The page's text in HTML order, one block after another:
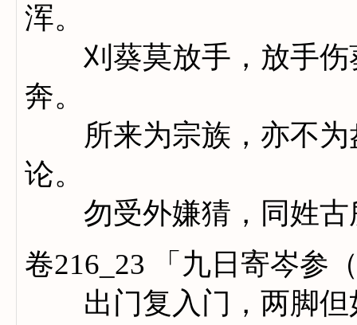
浑。
刈葵莫放手，放手伤
奔。
所来为宗族，亦不为
论。
勿受外嫌猜，同姓古
卷216_23 「九日寄岑参
出门复入门，两脚但